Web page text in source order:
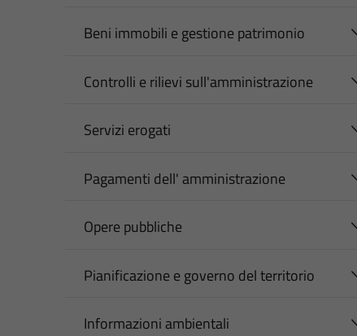
Beni immobili e gestione patrimonio
Controlli e rilievi sull'amministrazione
Servizi erogati
Pagamenti dell' amministrazione
Opere pubbliche
Pianificazione e governo del territorio
Informazioni ambientali